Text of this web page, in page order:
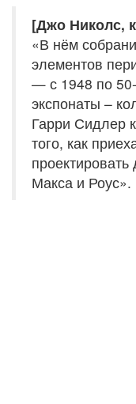
[Джо Николс,
«В нём
элементов
— с 1948 по
экспонаты –
Гарри Сидлер
того, как
Макса и Роус».